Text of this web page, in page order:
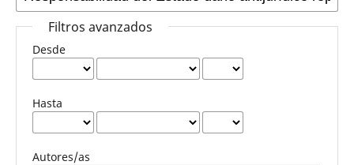
Filtros avanzados
Desde
Hasta
Autores/as